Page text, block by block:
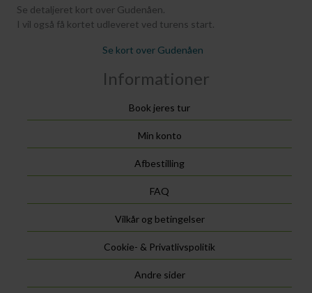
Se detaljeret kort over Gudenåen.
I vil også få kortet udleveret ved turens start.
Se kort over Gudenåen
Informationer
Book jeres tur
Min konto
Afbestilling
FAQ
Vilkår og betingelser
Cookie- & Privatlivspolitik
Andre sider